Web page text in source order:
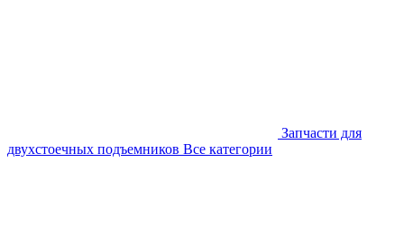
Запчасти для
двухстоечных подъемников Все категории